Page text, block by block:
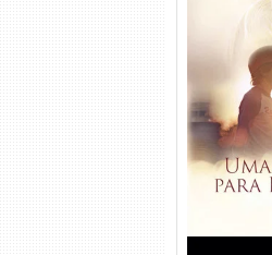
Uma
Torrent